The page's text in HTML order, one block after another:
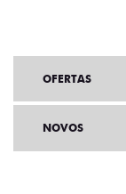
OFERTAS
NOVOS